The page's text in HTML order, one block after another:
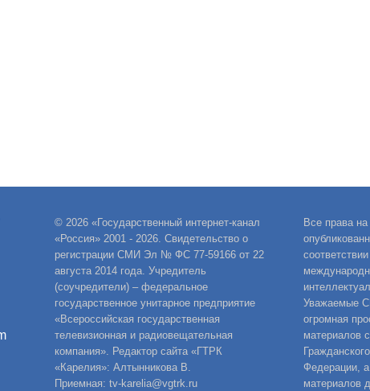
© 2026 «Государственный интернет-канал
«Россия» 2001 - 2026. Свидетельство о
регистрации СМИ Эл № ФС 77-59166 от 22
августа 2014 года. Учредитель
(соучредители) – федеральное
государственное унитарное предприятие
«Всероссийская государственная
телевизионная и радиовещательная
компания». Редактор сайта «ГТРК
«Карелия»: Алтынникова В.
Приемная: tv-karelia@vgtrk.ru
Все права
Уважаемые
огромная
материалов
Федерации,
материалов